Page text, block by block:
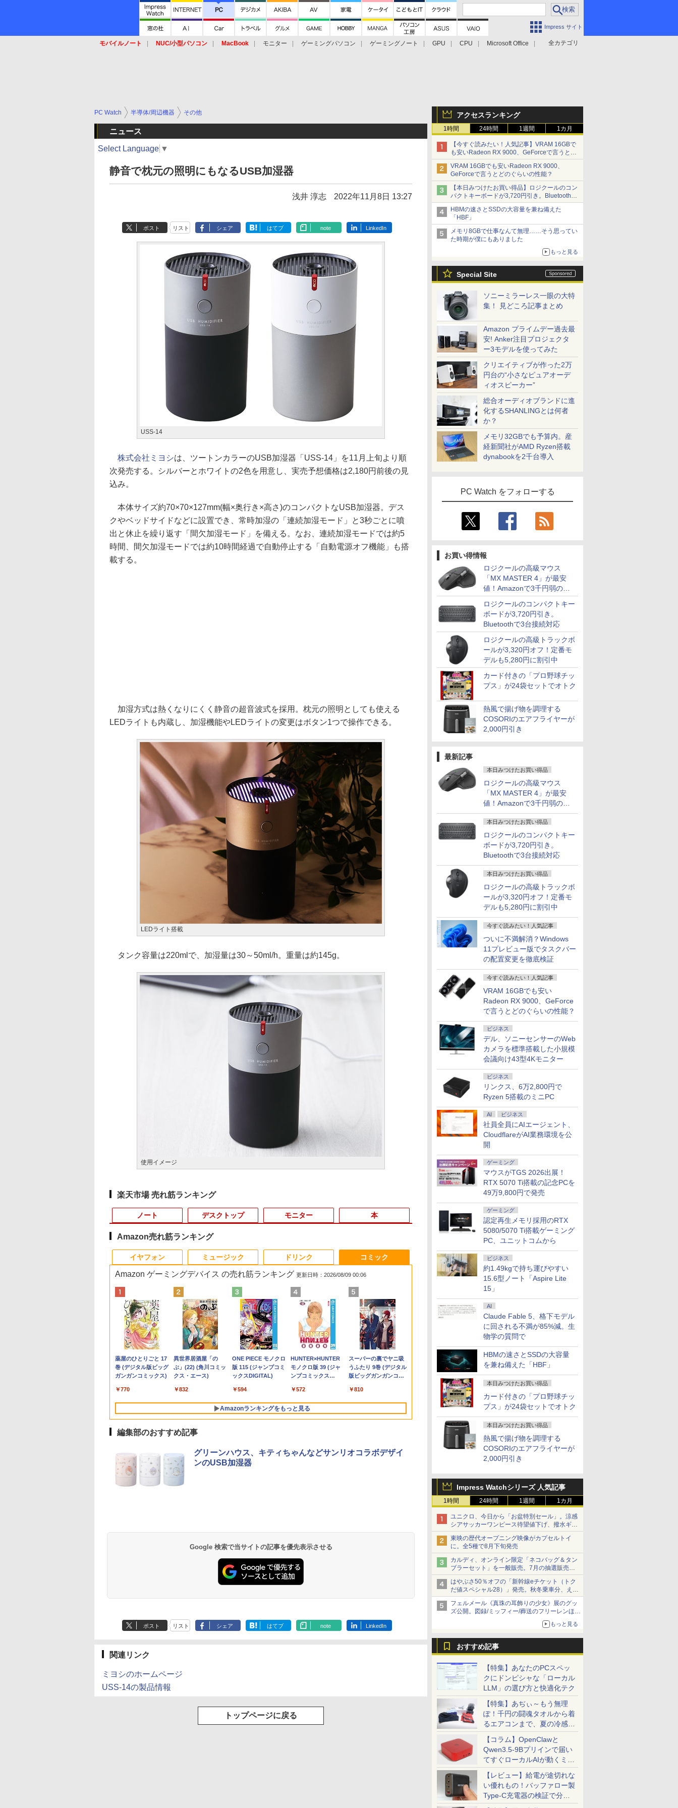
Impress サイト
全カテゴリ
モバイルノート NUC/小型パソコン MacBook モニター ゲーミングパソコン ゲーミングノート GPU CPU
Microsoft Office
アクセスランキング
1時間 24時間 1週間 1カ月
【今すぐ読みたい！人気記事】VRAM 16GBで
も安いRadeon RX 9000、GeForceで言うとど
のぐらいの性能？ - PC Watch
VRAM 16GBでも安いRadeon RX 9000、
GeForceで言うとどのぐらいの性能？
【本日みつけたお買い得品】ロジクールのコン
パクトキーボードが3,720円引き。Bluetoothで3
台接続対応
HBMの速さとSSDの大容量を兼ね備えた
「HBF」
メモリ8GBで仕事なんて無理……そう思ってい
た時期が僕にもありました
もっと見る
Special Site
ソニーミラーレス一眼の大特
集！ 見どころ記事まとめ
Amazon プライムデー過去最
安! Anker注目プロジェクタ
ー3モデルを使ってみた
クリエイティブが作った2万
円台の“小さなピュアオーデ
ィオスピーカー”
総合オーディオブランドに進
化するSHANLINGとは何者
か？
メモリ32GBでも予算内。産
経新聞社がAMD Ryzen搭載
dynabookを2千台導入
PC Watch をフォローする
お買い得情報
ロジクールの高級マウス
「MX MASTER 4」が最安
値！Amazonで3千円弱の割
引
ロジクールのコンパクトキー
ボードが3,720円引き。
Bluetoothで3台接続対応
ロジクールの高級トラックボ
ールが3,320円オフ！定番モ
デルも5,280円に割引中
カード付きの「プロ野球チッ
プス」が24袋セットでオトク
熱風で揚げ物を調理する
COSORIのエアフライヤーが
2,000円引き
最新記事
本日みつけたお買い得品
ロジクールの高級マウス
「MX MASTER 4」が最安
値！Amazonで3千円弱の割
引
本日みつけたお買い得品
ロジクールのコンパクトキー
ボードが3,720円引き。
Bluetoothで3台接続対応
本日みつけたお買い得品
ロジクールの高級トラックボ
ールが3,320円オフ！定番モ
デルも5,280円に割引中
今すぐ読みたい！人気記事
ついに不満解消？Windows
11プレビュー版でタスクバー
の配置変更を徹底検証
今すぐ読みたい！人気記事
VRAM 16GBでも安い
Radeon RX 9000、GeForce
で言うとどのぐらいの性能？
ビジネス
デル、ソニーセンサーのWeb
カメラを標準搭載した小規模
会議向け43型4Kモニター
ビジネス
リンクス、6万2,800円で
Ryzen 5搭載のミニPC
AI ビジネス
社員全員にAIエージェント、
CloudflareがAI業務環境を公
開
ゲーミング
マウスがTGS 2026出展！
RTX 5070 Ti搭載の記念PCを
49万9,800円で発売
ゲーミング
認定再生メモリ採用のRTX
5080/5070 Ti搭載ゲーミング
PC、ユニットコムから
ビジネス
約1.49kgで持ち運びやすい
15.6型ノート「Aspire Lite
15」
AI
Claude Fable 5、格下モデル
に回される不満が85%減。生
物学の質問で
HBMの速さとSSDの大容量
を兼ね備えた「HBF」
本日みつけたお買い得品
カード付きの「プロ野球チッ
プス」が24袋セットでオトク
本日みつけたお買い得品
熱風で揚げ物を調理する
COSORIのエアフライヤーが
2,000円引き
Impress Watchシリーズ 人気記事
1時間 24時間 1週間 1カ月
ユニクロ、今日から「お盆特別セール」。涼感
シアサッカーワンピース待望値下げ、撥水ギア
ショーツは1990円に
東映の歴代オープニング映像がカプセルトイ
に。全5種で8月下旬発売
カルディ、オンライン限定「ネコバッグ＆タン
ブラーセット」を一般販売。7月の抽選販売の
当選無効分
はやぶさ50％オフの「新幹線eチケット（トク
だ値スペシャル28）」発売。秋冬乗車分、えき
ねっと限定
フェルメール《真珠の耳飾りの少女》展のグッ
ズ公開。図録/ミッフィー/葬送のフリーレンほ
もっと見る
おすすめ記事
【特集】あなたのPCスペッ
クにドンピシャな「ローカル
LLM」の選び方と快適化テク
【特集】あぢぃ～もう無理
ぽ！千円の闘魂タオルから着
るエアコンまで、夏の冷感グ
ッズ一挙紹介
【コラム】OpenClawと
Qwen3.5-9Bプリインで届い
てすぐローカルAIが動くミニ
PC「SER9 Pro」
【レビュー】給電が途切れな
い優れもの！バッファロー製
Type-C充電器の検証で分か
ったこと
PC Watch 半導体/周辺機器 その他
ニュース
Select Language ▼
静音で枕元の照明にもなるUSB加湿器
浅井 淳志 2022年11月8日 13:27
ポスト リスト シェア はてブ note LinkedIn
USS-14
株式会社ミヨシは、ツートンカラーのUSB加湿器「USS-14」を11月上旬より順
次発売する。シルバーとホワイトの2色を用意し、実売予想価格は2,180円前後の見
込み。
本体サイズ約70×70×127mm(幅×奥行き×高さ)のコンパクトなUSB加湿器。デス
クやベッドサイドなどに設置でき、常時加湿の「連続加湿モード」と3秒ごとに噴
出と休止を繰り返す「間欠加湿モード」を備える。なお、連続加湿モードでは約5
時間、間欠加湿モードでは約10時間経過で自動停止する「自動電源オフ機能」も搭
載する。
加湿方式は熱くなりにくく静音の超音波式を採用。枕元の照明としても使える
LEDライトも内蔵し、加湿機能やLEDライトの変更はボタン1つで操作できる。
LEDライト搭載
タンク容量は220mlで、加湿量は30～50ml/h。重量は約145g。
使用イメージ
楽天市場 売れ筋ランキング
ノート
1
【中古】Apple アップ
ル 純正 Magic
Trackpad2 MJ2R2J/A
マジック トラックパッ
ド2 タッチパッド
A1535 バッテリー内蔵
ワイヤレス Bluetooth
OS X 10.11以降 中古
￥11,980
2
中古パソコン |
Panasonic | Let's
note CF-SZ6RDQVS |
Windows11 | ノート
PC | 一年保証 | 第7世代
| Core i5 7300U 2.6(〜
最大3.5)GHz |
MEM:8GB |
SSD:256GB(M.2
WUXGA | Webカメラ
ACアダプター付属
￥17,980
3
月次セール 【中古】B
ランク HP ProBook
430G8 第11世代 i5
1135G7 メモリ16GB
￥27,800
4
新品ノートパソコン
VETESA Windows11
Office 2024付き イン
テルCeleron 第13世代
8GB/16GB
SSD256GB/512B 14型
14インチ FHD
1920x1080 Webカメラ
薄型 軽量 初心者 学生
ビジネス 初期設定済み
MS Office 2024 H&B
搭載｜中古ノートパソ
コン Windows11
Office付｜Core i5 第
10世代 以降 メモリ
8GB SSD 256GB｜富
士通 LIFEBOOK
A5510｜中古 ノートパ
ソコン オフィス付き
蔵 Bluetooth 15.6イン
￥34,800
【1500円OFFクーポ
ソコン 中古パソコン
14インチ SSD128GB
メモリ8GB Core i5 第
8世代 Microsoft
Office付き
Windows11 NEC
Versapro VM-7 ノート
パソコン 中古 PC パソ
SSD1TB メモリ16GB
￥23,800
7
「新入荷」美品 ノート
パソコン ThinkPad X13
Gen 2超軽量高性能大容
量 第11世代Corei5日本
語キーボード13.3型
FHD高解像度16GBメモ
リ 新品SSD256GB 超軽
量 カメ
Office搭載 ノートパソ
コン 中古Windows11
￥36,599
8
中古ノートパソコン
DELL Latitude 5420
Windows11 Pro
Office 2024付き メモ
リ8GB/16GB
択可 14.1型 軽量 モバ
務 学生向け
￥35,980
デスクトップ
1
【マラソン限定
30%OFF】中古 HP
ProDesk 400 G5 DM
6GE69AV Core i3
9100T 第9世代CPU メ
モリ8GB SSD128GB
Windows11Home 1年
保証 Bランク デスクト
ップパソコン【CA】
コン 中古パソコン 中古
ンデスクトップ
￥16,800
2
中古パソコン 一体型
JDL（日本デジタル研
究所） BA6(Benny
A6) Windows11
Celeron 3965U
2.2GHz メモリ8GB
500GB SSD128GB
23.8インチ Office付き
無線LAN 3ヶ月保証
￥17,800
3
【ポイント10倍 期間限
定】HP ProOne 600
G6 All-in-One｜第10
世代Core i5-10500T｜
SSD｜21.5型FHD液晶
｜Windows 11 Pro｜
Webカメラ内蔵｜WPS
Office付属｜省スペー
ONE「整備済み中古
品」
￥49,800
4
【本日限定10％OFF】
N150/3500Uよりコス
パ最強【楽天1位連続
受賞】NIPOGI mini pc
作より安定 4C/4T 最大
3.7GHz Win11 Pro
16GB+512GB SSD ミ
ニパソコン USB3.2×6
2.4G/5GWi-Fi BT4.2
【中古】Aランク Dell
OptiPlex 5090SFF 第
11世代 i7 11700 メモリ
16GB NVMe512GB
DVDS Win11
￥69,800
hp Z840 Workstation Xeon E5-2643 v3 3.4GHz(12スレッ
ドCPUx2基) 32GB 500GB(SSD) Quadro K5200 DVD-
ROM Windows7 Pro 64bit 【中古】【20260625】
￥71,100
7
DELL｜デル スリム デスクトップパソコン
ECS1250（Core Ultra 7/ メモリ 32GB/ 1TB
￥282,980
モニター
1
HP フレームレス モニ
ター 23.8インチ P24v
G4 IPSパネル フルHD
HDMI VGA 中古モニタ
ー
￥7,700
2
【15%OFFクーポン】
KOORUI モニター 24
インチ 22インチ 27イ
ンチ 100Hz 120Hz 液
晶モニター VA/ IPSパ
ネル ゲーミングモニタ
ー サブモニター FHD
WQHD ブルーライト軽
減 フリッカーフリー
フレームレス 風シリー
ズ
￥10,980
3
【エントリーで最大全
額ポイント還元｜8/11
まで】 ASUS｜エイス
ース PCモニター Eye
VP227HF [21.45型 /フ
ルHD(1920×1080) /ワ
イド /100Hz]
￥10,980
4
IODATA モニター 27イ
ンチ CF271EDW ADS
パネル フルHD HDMI
Type-C 中古ディスプ
[5%OFFクーポン 10日
朝まで]【公式限定】
液晶ディスプレイ 23.8
インチ ワイド 【付属
ケーブル限定モデル
(HDMI)】 全2色 フル
HD 白色LEDバックラ
イト 広視野角
PTFWLD-24W
晶モニター HDMI スピ
￥12,900
【保護ケース付き】 モ
スタンド ノングレア
1080PフルHD ディスプ
レイ コスパ デュアルモ
ニター サブモニター ポ
ータブルモニター ゲー
ミングモニター Tpye-
C/mini HDMI iPhone対
￥12,480
7
楽天1位★マラソン限定
P2倍【クーポン利用で
実質10,999円】モバイ
ルモニター 15.6インチ
FHD IPS 薄型軽量
1080P 高画質 プラグア
ンドプレイ 調整可能ス
タンド搭載 USB-C PD
PC スマホ ゲーム機対
応 ブラック Ingnok
￥13,999
8
Acer モバイルモニター
14インチ WUXGA
NTSC 45% 60Hz
7ms(GTG) 600g 超薄
型 Adaptive-Sync
C PM141Wbmiuux
￥13,999
本
1
杖と剣のウィストリア
（16） 【電子書籍】[
大森藤ノ ]
￥594
2
天は赤い河のほとり 全
28巻完結セット【中
古】
￥19,500
3
[新品][シャンフロ]シャ
ングリラ・フロンティ
ア (1-27巻 最新刊) + オ
リジナル収納BOX付 全
￥21,417
4
ゼンリン電子住宅地図
デジタウン 大阪府 大
阪市生野区 202509
271160Z0W
施設基準パーフェクト
ブック 2026年度版 [
一般社団法人日本施設
基準管理士協会 ]
￥22,000
月刊少女野崎くん
編」付き （SEコミック
スプレミアム） [ 椿い
7
学校ER 子どもの急
病・けが、そのときど
う考え、どう動くか [
関根一朗 ]
￥3,300
8
【全巻】 TSUYOSHI
誰も勝てない、アイツ
少年サンデーコミック
ス） [ 丸山 恭右 ]
￥27,280
Amazon売れ筋ランキング
イヤフォン
Anker Soundcore
P42i (Bluetooth 6.1)
【完全ワイヤレスイ
ズキャンセリング 3.5
/ マルチポイント接続
ンパクト形状/持ち運
びに便利 / IP55 防塵
防水位規格/PSE技術
￥9,990
Anker Soundcore
P31i ピンク
￥5,990
Anker Soundcore
Liberty 5 ディープブ
ルー
￥14,990
【2026年アップグレ
ード版】AOKIMI ワ
イヤレスイヤホン
V12 小型軽量 ブルー
トゥースHi-Fi 最大
36時間再生 ぶるーと
ゅーす コードレス
ク付き 防水 タッチ式
￥1,964
Xiaomi シャオミ
REDMI Buds 8 Lite ワ
イヤレスイヤホン
キャンセリング ANC
36時間再生
￥3,480
ミュージック
BRUCE WAYNE feat.
Flo Milli, ATL Jacob
[Explicit]
￥250
BRUCE WAYNE feat.
Flo Milli, ATL Jacob
[Explicit]
￥250
見知らぬ糸
￥250
On My Road
(Stadium ver.)
￥250
On My Road
(Stadium ver.)
￥250
ドリンク
by Amazon 天然水
ラベルレス 500ml
×24本 富士山の天然
ミネラルウォーター
ペットボトル 静岡県
(Smart Basic)
￥1,380
【Amazon.co.jp限
定】 い・ろ・は・す
2L PET ラベルレス
￥1,112
by Amazon 天然水
ラベルレス 2L×9本
￥1,117
by Amazon 炭酸水
ラベルレス 500ml
×24本 強炭酸水 ペッ
ットル (Smart
Basic)
￥1,625
【Amazon.co.jp限
定】 伊藤園 磨かれ
て、澄みきった日本の
ケース ] [ 水 ] [ ペット
ボトル ] [ 箱買い ] [ ス
￥998
コミック
Amazon ゲーミングデバイス の売れ筋ランキング 更新日時：2026/08/09 00:06
薬屋のひとりごと 17
巻 (デジタル版ビッグ
ガンガンコミックス)
￥770
異世界居酒屋「の
ぶ」(22) (角川コミッ
クス・エース)
￥832
ONE PIECE モノクロ
版 115 (ジャンプコミ
ックスDIGITAL)
￥594
HUNTER×HUNTER
モノクロ版 39 (ジャ
ンプコミックス
￥572
スーパーの裏でヤニ吸
うふたり 9巻 (デジタル
版ビッグガンガンコミ
￥810
Amazonランキングをもっと見る
編集部のおすすめ記事
グリーンハウス、キティちゃんなどサンリオコラボデザイ
ンのUSB加湿器
Google 検索で当サイトの記事を優先表示させる
ポスト リスト シェア はてブ note LinkedIn
関連リンク
ミヨシのホームページ
USS-14の製品情報
トップページに戻る